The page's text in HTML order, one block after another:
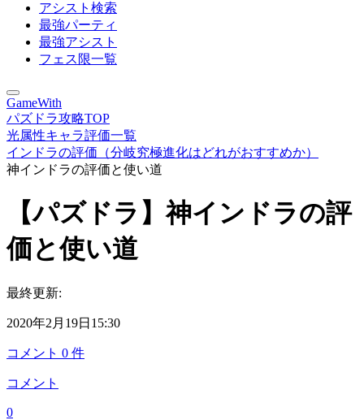
アシスト検索
最強パーティ
最強アシスト
フェス限一覧
GameWith
パズドラ攻略TOP
光属性キャラ評価一覧
インドラの評価（分岐究極進化はどれがおすすめか）
神インドラの評価と使い道
【パズドラ】神インドラの評
価と使い道
最終更新:
2020年2月19日15:30
コメント 0 件
コメント
0